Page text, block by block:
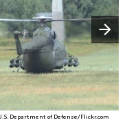
Department of Defense/Flickr.com
Następny slajd